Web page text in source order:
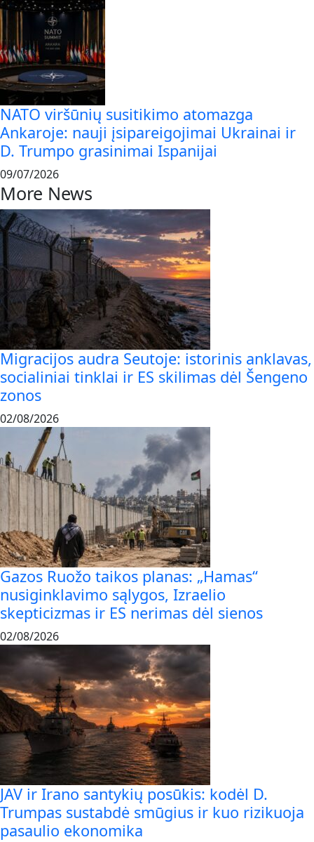
NATO viršūnių susitikimo atomazga
Ankaroje: nauji įsipareigojimai Ukrainai ir
D. Trumpo grasinimai Ispanijai
09/07/2026
More News
Migracijos audra Seutoje: istorinis anklavas,
socialiniai tinklai ir ES skilimas dėl Šengeno
zonos
02/08/2026
Gazos Ruožo taikos planas: „Hamas“
nusiginklavimo sąlygos, Izraelio
skepticizmas ir ES nerimas dėl sienos
02/08/2026
JAV ir Irano santykių posūkis: kodėl D.
Trumpas sustabdė smūgius ir kuo rizikuoja
pasaulio ekonomika